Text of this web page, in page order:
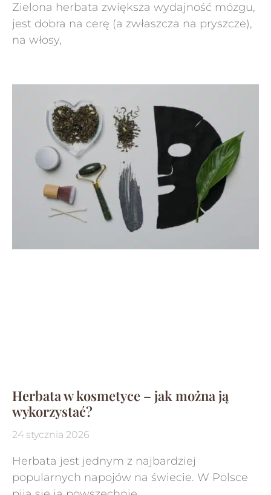
Zielona herbata zwiększa wydajność mózgu,
jest dobra na cerę (a zwłaszcza na pryszcze),
na włosy,
Herbata w kosmetyce – jak można ją
wykorzystać?
24 stycznia 2026
Herbata jest jednym z najbardziej
popularnych napojów na świecie. W Polsce